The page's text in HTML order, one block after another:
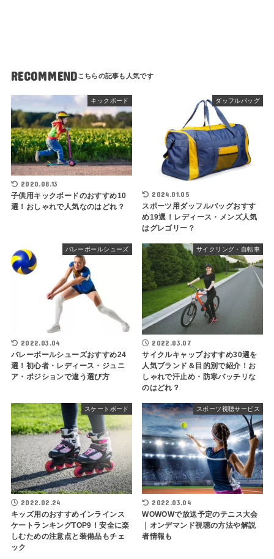
RECOMMEND
キックボード
2020.08.13
子供用キックボードのおすすめ10
選！おしゃれで人気なのはどれ？
ダッフルバッグ
2024.01.05
スポーツ用ダッフルバッグおすす
め19選！レディース・メンズ人気
はグレゴリー？
バレーボールシューズ
2022.03.04
バレーボールシューズおすすめ24
選！初心者・レディース・ジュニ
ア・ポジションで違う選び方
サイクリング・自転車
2022.03.07
サイクルキャップおすすめ30選を
人気ブランド＆目的別で紹介！お
しゃれで汗止め・防寒バッチリな
のはどれ？
スケートボード
2022.02.24
キッズ用のおすすめインラインス
ケートランキングTOP9！安全に楽
しむための注意点と装備品もチェ
ック
スポーツ視聴サービス
2022.03.04
WOWOWで放送予定のテニス大会
｜オンデマンド視聴の方法や解説
者情報も